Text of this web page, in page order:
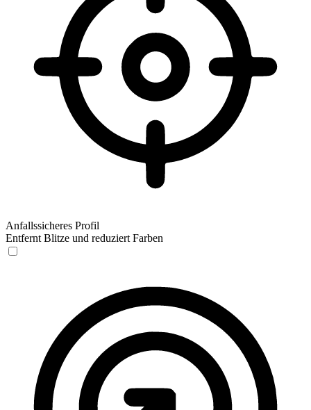
Anfallssicheres Profil
Entfernt Blitze und reduziert Farben